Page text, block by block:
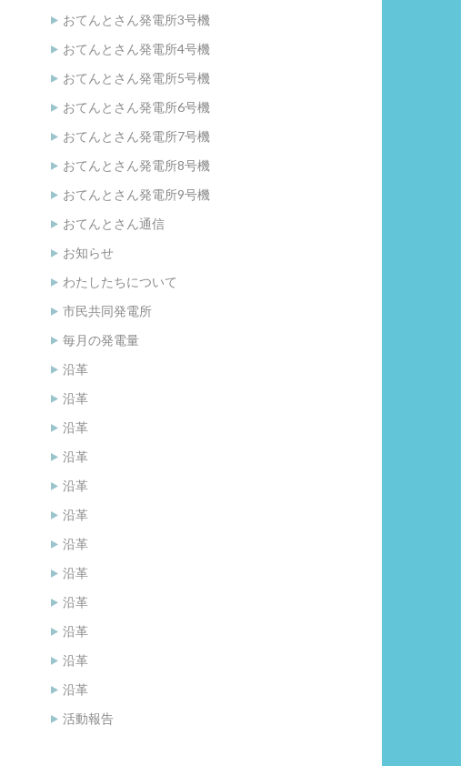
おてんとさん発電所3号機
おてんとさん発電所4号機
おてんとさん発電所5号機
おてんとさん発電所6号機
おてんとさん発電所7号機
おてんとさん発電所8号機
おてんとさん発電所9号機
おてんとさん通信
お知らせ
わたしたちについて
市民共同発電所
毎月の発電量
沿革
沿革
沿革
沿革
沿革
沿革
沿革
沿革
沿革
沿革
沿革
沿革
活動報告